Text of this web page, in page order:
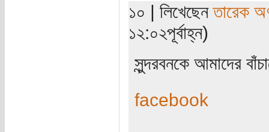
১০ | লিখেছেনতারেক
১২:০২পূর্বাহ্ন)
সুন্দরবনকে আমাদের
facebook